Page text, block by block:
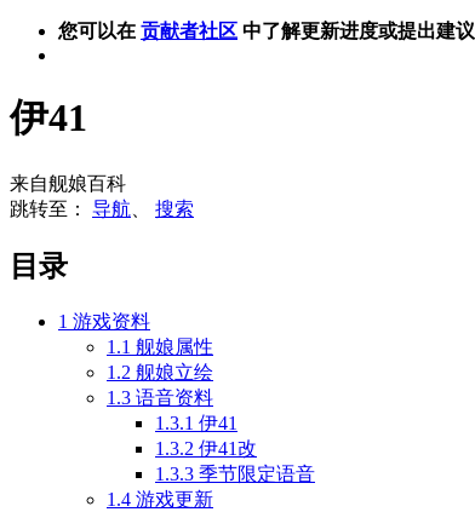
您可以在 贡献者社区 中了解更新进度或提出建议
伊41
来自舰娘百科
跳转至： 导航 搜索
目录
1 游戏资料
1.1 舰娘属性
1.2 舰娘立绘
1.3 语音资料
1.3.1 伊41
1.3.2 伊41改
1.3.3 季节限定语音
1.4 游戏更新